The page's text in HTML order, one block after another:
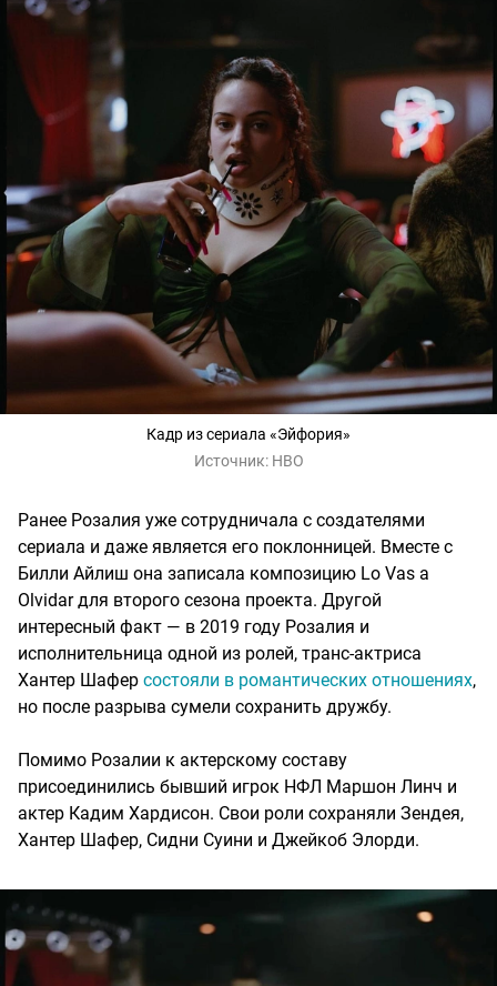
Кадр из сериала «Эйфория»
Источник: HBO
Ранее Розалия уже сотрудничала с создателями
сериала и даже является его поклонницей. Вместе с
Билли Айлиш она записала композицию Lo Vas a
Olvidar для второго сезона проекта. Другой
интересный факт — в 2019 году Розалия и
исполнительница одной из ролей, транс-актриса
Хантер Шафер состояли в романтических отношениях,
но после разрыва сумели сохранить дружбу.
Помимо Розалии к актерскому составу
присоединились бывший игрок НФЛ Маршон Линч и
актер Кадим Хардисон. Свои роли сохраняли Зендея,
Хантер Шафер, Сидни Суини и Джейкоб Элорди.